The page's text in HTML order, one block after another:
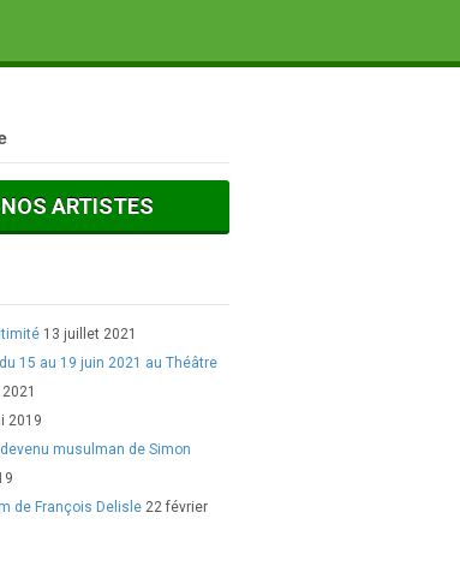
ARTISTES
13 juillet 2021
15 au 19 juin 2021 au Théâtre
2019
musulman de Simon
de François Delisle 22 février